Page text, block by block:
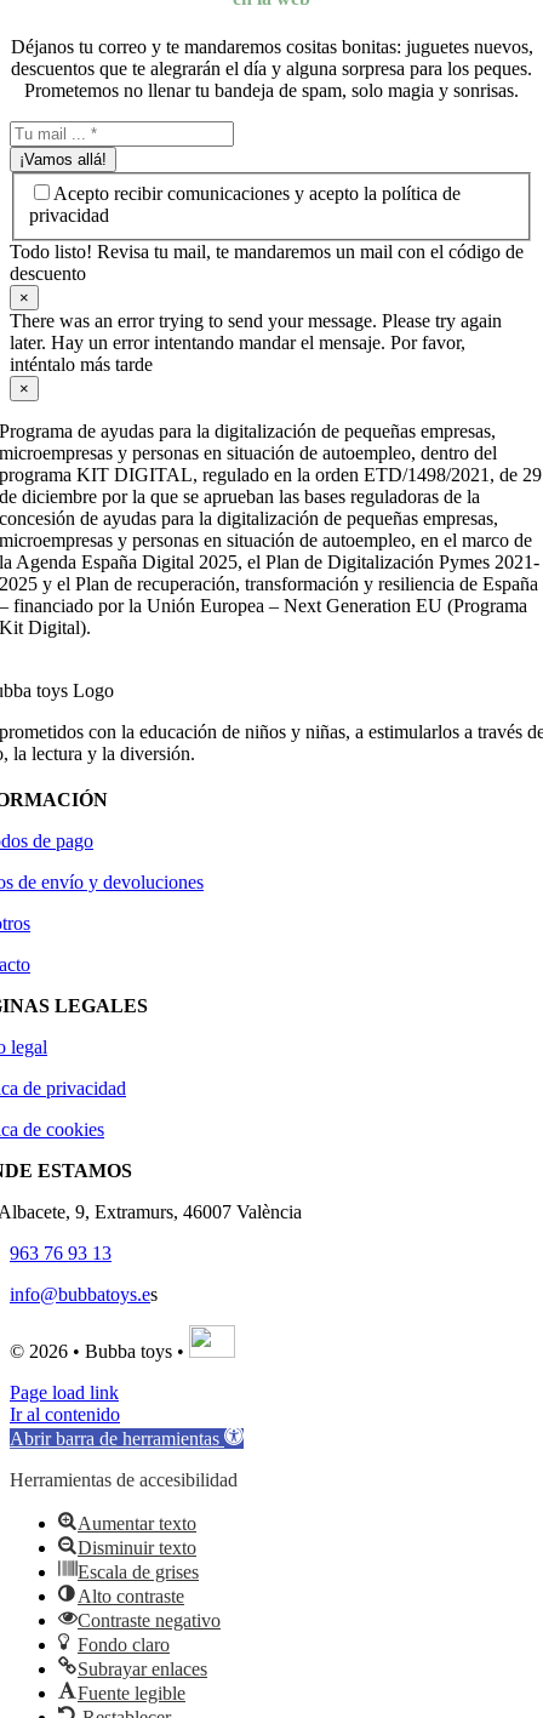
Déjanos tu correo y te mandaremos cositas bonitas: juguetes nuevos,
descuentos que te alegrarán el día y alguna sorpresa para los peques.
Prometemos no llenar tu bandeja de spam, solo magia y sonrisas.
¡Vamos allá!
Acepto recibir comunicaciones y acepto la política de
privacidad
Todo listo! Revisa tu mail, te mandaremos un mail con el código de
descuento
×
There was an error trying to send your message. Please try again
later. Hay un error intentando mandar el mensaje. Por favor,
inténtalo más tarde
×
Programa de ayudas para la digitalización de pequeñas empresas,
microempresas y personas en situación de autoempleo, dentro del
programa KIT DIGITAL, regulado en la orden ETD/1498/2021, de 29
de diciembre por la que se aprueban las bases reguladoras de la
concesión de ayudas para la digitalización de pequeñas empresas,
microempresas y personas en situación de autoempleo, en el marco de
la Agenda España Digital 2025, el Plan de Digitalización Pymes 2021-
2025 y el Plan de recuperación, transformación y resiliencia de España
– financiado por la Unión Europea – Next Generation EU (Programa
Kit Digital).
con la educación de niños y niñas, a estimularlos a través
la lectura y la diversión.
de pago
de envío y devoluciones
LEGALES
legal
de privacidad
de cookies
ESTAMOS
9, Extramurs, 46007 València
963 76 93 13
info@bubbatoys.es
© 2026 • Bubba toys •
Page load link
Ir al contenido
Abrir barra de herramientas
Herramientas de accesibilidad
Aumentar texto
Disminuir texto
Escala de grises
Alto contraste
Contraste negativo
Fondo claro
Subrayar enlaces
Fuente legible